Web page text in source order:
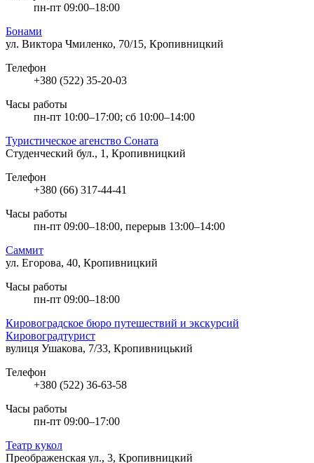
пн-пт 09:00–18:00
Бонами
ул. Виктора Чмиленко, 70/15, Кропивницкий
Телефон
+380 (522) 35-20-03
Часы работы
пн-пт 10:00–17:00; сб 10:00–14:00
Туристическое агенство Соната
Студенческий бул., 1, Кропивницкий
Телефон
+380 (66) 317-44-41
Часы работы
пн-пт 09:00–18:00, перерыв 13:00–14:00
Саммит
ул. Егорова, 40, Кропивницкий
Часы работы
пн-пт 09:00–18:00
Кировоградское бюро путешествий и экскурсий
Кировоградтурист
вулиця Ушакова, 7/33, Кропивницький
Телефон
+380 (522) 36-63-58
Часы работы
пн-пт 09:00–17:00
Театр кукол
Преображенская ул., 3, Кропивницкий